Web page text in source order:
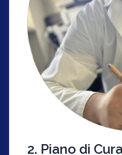
2. Piano di